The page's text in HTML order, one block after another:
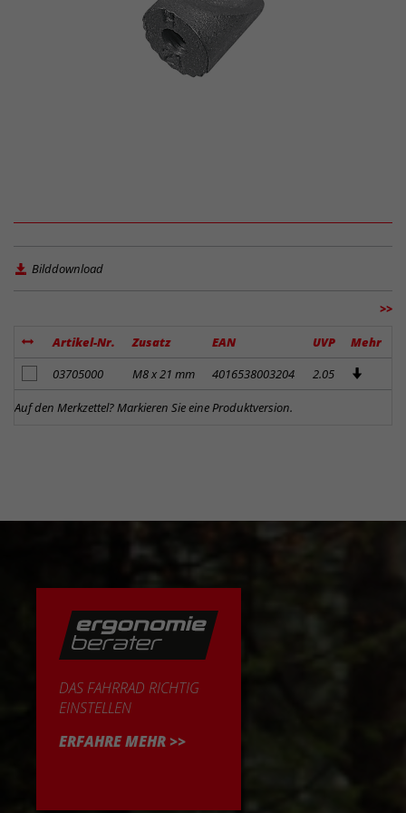
Bilddownload
>>
Artikel-Nr. Zusatz EAN UVP
Mehr
Artikel zum Merkzettel hinzufügen
03705000 M8 x 21 mm 4016538003204 2.05
Auf den Merkzettel? Markieren Sie eine Produktversion.
DAS FAHRRAD RICHTIG
EINSTELLEN
ERFAHRE MEHR >>